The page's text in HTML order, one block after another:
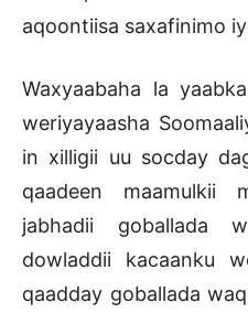
aqoontiisa saxafinimo
Waxyaabaha la
weriyayaasha
in xilligii uu socday
qaadeen maamulkii
jabhadii goballada
dowladdii kacaanku
qaadday goballada